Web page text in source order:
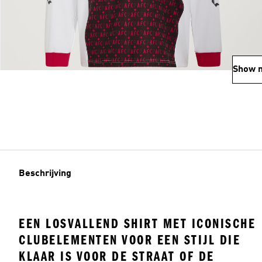
Show
Beschrijving
EEN LOSVALLEND SHIRT MET ICONISCHE
CLUBELEMENTEN VOOR EEN STIJL DIE
KLAAR IS VOOR DE STRAAT OF DE